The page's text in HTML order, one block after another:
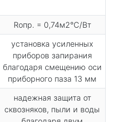
Rопр. = 0,74м2°С/Вт
установка усиленных
приборов запирания
благодаря смещению оси
приборного паза 13 мм
надежная защита от
сквозняков, пыли и воды